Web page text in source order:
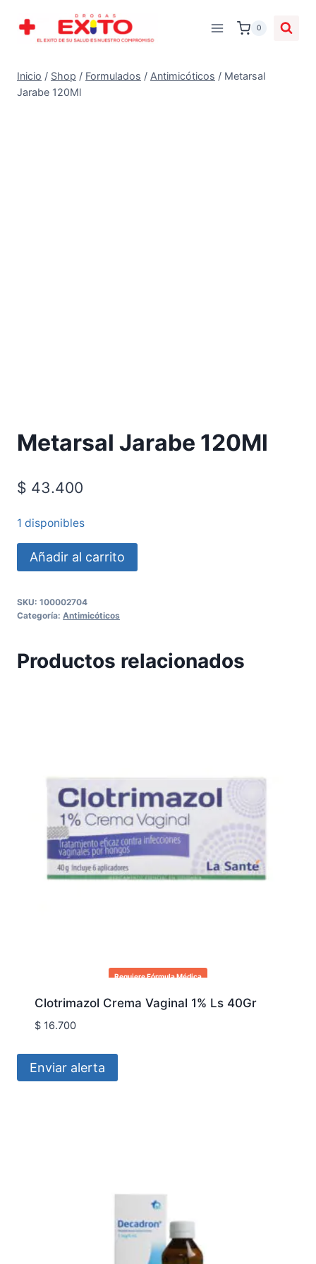
0
Inicio / Shop / Formulados / Antimicóticos / Metarsal
Jarabe 120Ml
Metarsal Jarabe 120Ml
$ 43.400
1 disponibles
Añadir al carrito
SKU: 100002704
Categoría: Antimicóticos
Productos relacionados
Requiere Fórmula Médica
Clotrimazol Crema Vaginal 1% Ls 40Gr
$16.700
Enviar alerta